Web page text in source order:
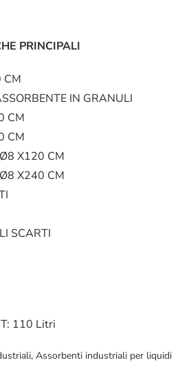
PRINCIPALI
CM
IN GRANULI
CM
CM
X120 CM
X240 CM
SCARTI
110 Litri
, Assorbenti industriali per liquidi